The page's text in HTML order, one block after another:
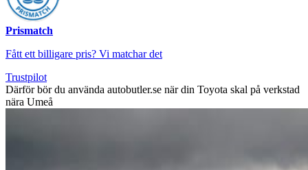
Prismatch
Fått ett billigare pris? Vi matchar det
Trustpilot
Därför bör du använda autobutler.se när din Toyota skal på verkstad
nära Umeå